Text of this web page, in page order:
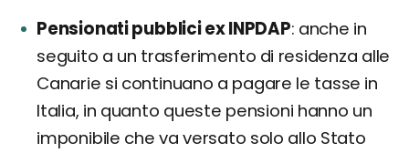
Pensionati pubblici ex INPDAP anche in
seguito a un trasferimento di residenza alle
Canarie si continuano a pagare le tasse in
Italia, in quanto queste pensioni hanno un
imponibile che va versato solo allo Stato